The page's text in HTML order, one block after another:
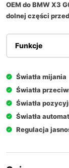
OEM do BMW X3
dolnej części
Funkcje
Światła mijania
Światła
Światła
Światła
Regulacja